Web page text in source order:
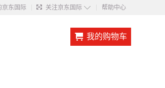
京东国际 关注京东国际 ◇ 帮助中心
我的购物车